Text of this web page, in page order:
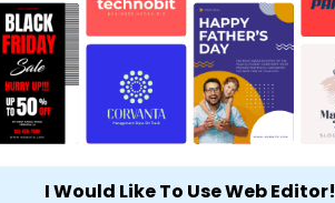
I Would Like To Use Web Editor!